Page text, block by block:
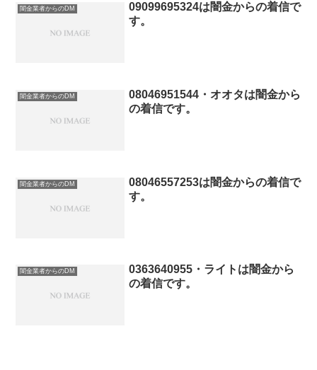
闇金業者からのDM
09099695324は闇金からの着信で
す。
闇金業者からのDM
08046951544・オオタは闇金から
の着信です。
闇金業者からのDM
08046557253は闇金からの着信で
す。
闇金業者からのDM
0363640955・ライトは闇金から
の着信です。